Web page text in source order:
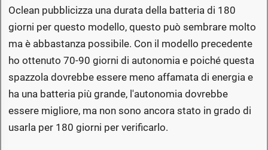
Oclean pubblicizza una durata della batteria di 180
giorni per questo modello, questo può sembrare molto
ma è abbastanza possibile. Con il modello precedente
ho ottenuto 70-90 giorni di autonomia e poiché questa
spazzola dovrebbe essere meno affamata di energia e
ha una batteria più grande, l'autonomia dovrebbe
essere migliore, ma non sono ancora stato in grado di
usarla per 180 giorni per verificarlo.